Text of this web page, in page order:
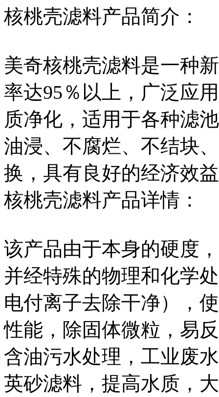
核桃壳滤料产品简介：
美奇核桃壳滤料是一种
率达95％以上，广泛应
质净化，适用于各种滤
油浸、不腐烂、不结块
换，具有良好的经济效
核桃壳滤料产品详情：
该产品由于本身的硬度
并经特殊的物理和化学
电付离子去除干净），
性能，除固体微粒，易
含油污水处理，工业废
英砂滤料，提高水质，